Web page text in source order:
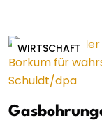
WIRTSCHAFT